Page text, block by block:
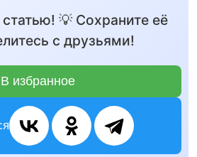
💡 Сохраните её
с друзьями!
В избранное